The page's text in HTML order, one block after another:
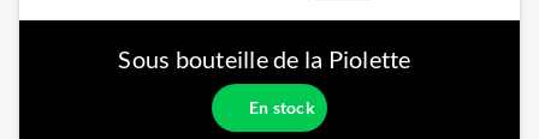
Sous bouteille de la Piolette
En stock